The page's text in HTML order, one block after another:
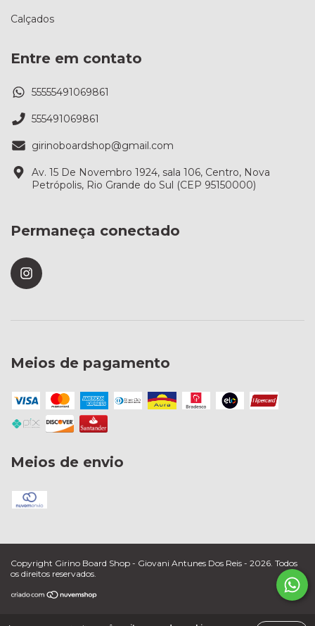
Calçados
Entre em contato
55555491069861
555491069861
girinoboardshop@gmail.com
Av. 15 De Novembro 1924, sala 106, Centro, Nova
Petrópolis, Rio Grande do Sul (CEP 95150000)
Permaneça conectado
Meios de pagamento
Meios de envio
Copyright Girino Board Shop - Giovani Antunes Dos Reis - 2026. Todos
os direitos reservados.